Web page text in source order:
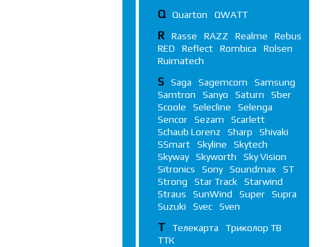
Q Quarton QWATT
R Rasse RAZZ Realme
Rebus
RED
Reflect Rombica
Rolsen
Ruimatech
S Saga Sagemcom
Samsung
Samtron
Sanyo Saturn
Sber
Scoole
Selecline
Selenga
Sencor
Sezam
Scarlett
Schaub Lorenz
Sharp
Shivaki
SSmart
Skyline
Skytech
Skyway
Skyworth
Sky Vision
Sitronics
Sony Soundmax
ST
Strong
Star Track
Starwind
Straus
SunWind Super
Supra
Suzuki
Svec Sven
Т Телекарта
Триколор ТВ
ТТК